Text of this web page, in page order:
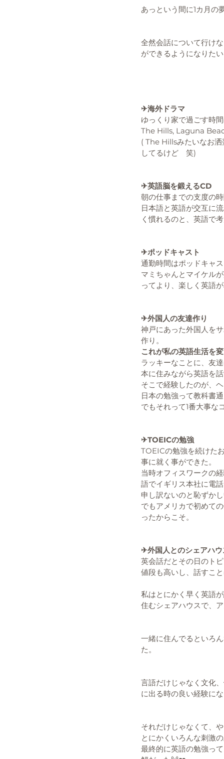
あっという間に1カ月の
全然会話について行け
ができるようになりた
✈︎海外ドラマ
ゆっくり家で過ごす時
The Hills, Laguna
( The Hillsみたいなお洒
してるけど　笑)
✈︎英語脳を鍛えるCD
朝の仕事までの支度の
日本語と英語が交互に
く慣れるのと、英語で
✈︎ポッドキャスト
通勤時間はポッドキャ
マミちゃんとマイケル
ってより、楽しく英語
✈︎外国人の友達作り
神戸にあった外国人を
作り。
これが私の英語生活を
ラッキーなことに、友
本に住みながら英語を
そこで経験したのが、
日本の勉強って教科書
でもそれって1番大事な
✈︎TOEICの勉強
TOEICの勉強を続けた
事に就く事ができた。
当時オフィスワークの
語でイギリス本社に電
申し訳ないのと恥ずかし
でもアメリカで初めて
ったからこそ。
✈︎外国人とのシェアハウ
英会話だとその日のト
値段も高いし、話すこ
私はとにかく早く英語
住むシェアハウスで、
一緒に住んでるといろ
た。
言語だけじゃなく文化
に出る時の良い経験に
それだけじゃなくて、
とにかくいろんな刺激
最終的に英語の勉強っ